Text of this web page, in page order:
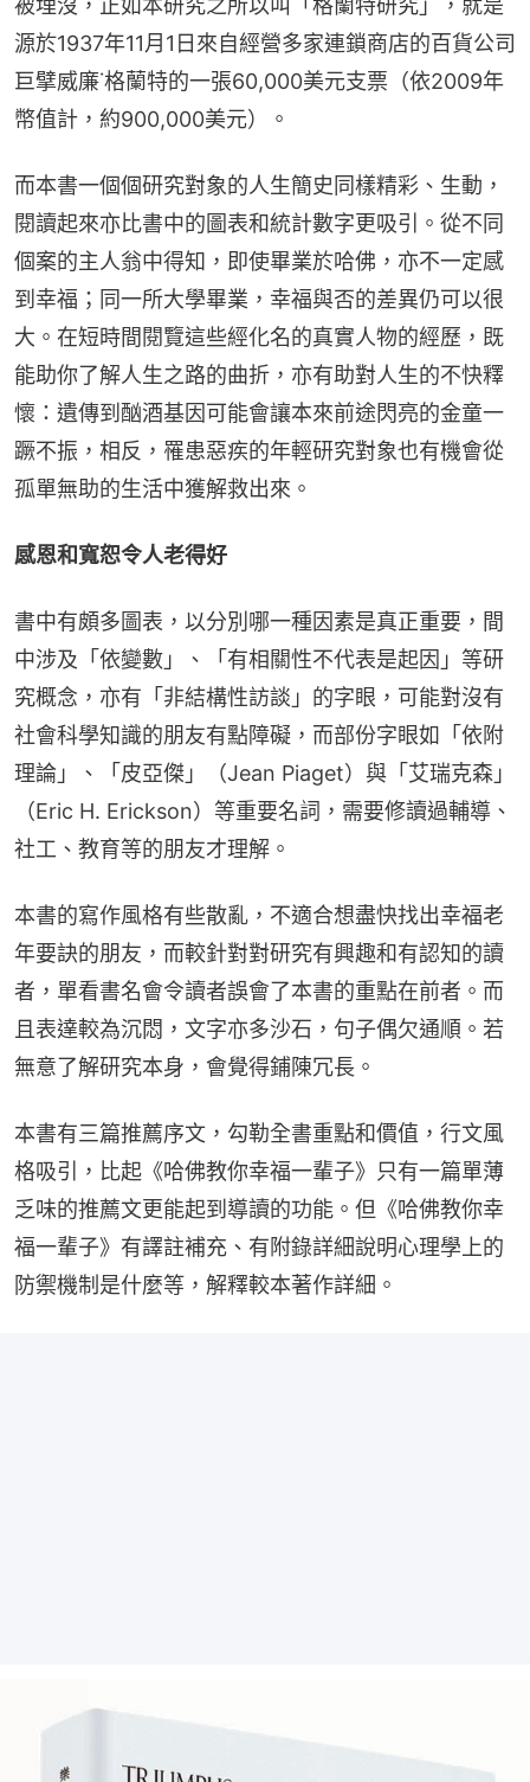
被埋沒，正如本研究之所以叫「格蘭特研究」，就是
源於1937年11月1日來自經營多家連鎖商店的百貨公司
巨擘威廉˙格蘭特的一張60,000美元支票（依2009年
幣值計，約900,000美元）。
而本書一個個研究對象的人生簡史同樣精彩、生動，
閱讀起來亦比書中的圖表和統計數字更吸引。從不同
個案的主人翁中得知，即使畢業於哈佛，亦不一定感
到幸福；同一所大學畢業，幸福與否的差異仍可以很
大。在短時間閱覽這些經化名的真實人物的經歷，既
能助你了解人生之路的曲折，亦有助對人生的不快釋
懷：遺傳到酗酒基因可能會讓本來前途閃亮的金童一
蹶不振，相反，罹患惡疾的年輕研究對象也有機會從
孤單無助的生活中獲解救出來。
感恩和寬恕令人老得好
書中有頗多圖表，以分別哪一種因素是真正重要，間
中涉及「依變數」、「有相關性不代表是起因」等研
究概念，亦有「非結構性訪談」的字眼，可能對沒有
社會科學知識的朋友有點障礙，而部份字眼如「依附
理論」、「皮亞傑」（Jean Piaget）與「艾瑞克森」
（Eric H. Erickson）等重要名詞，需要修讀過輔導、
社工、教育等的朋友才理解。
本書的寫作風格有些散亂，不適合想盡快找出幸福老
年要訣的朋友，而較針對對研究有興趣和有認知的讀
者，單看書名會令讀者誤會了本書的重點在前者。而
且表達較為沉悶，文字亦多沙石，句子偶欠通順。若
無意了解研究本身，會覺得鋪陳冗長。
本書有三篇推薦序文，勾勒全書重點和價值，行文風
格吸引，比起《哈佛教你幸福一輩子》只有一篇單薄
乏味的推薦文更能起到導讀的功能。但《哈佛教你幸
福一輩子》有譯註補充、有附錄詳細說明心理學上的
防禦機制是什麼等，解釋較本著作詳細。